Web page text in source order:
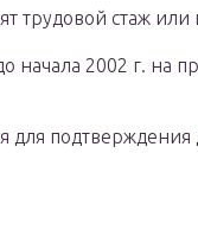
трудовой стаж
начала 2002 г. на
подтверждения